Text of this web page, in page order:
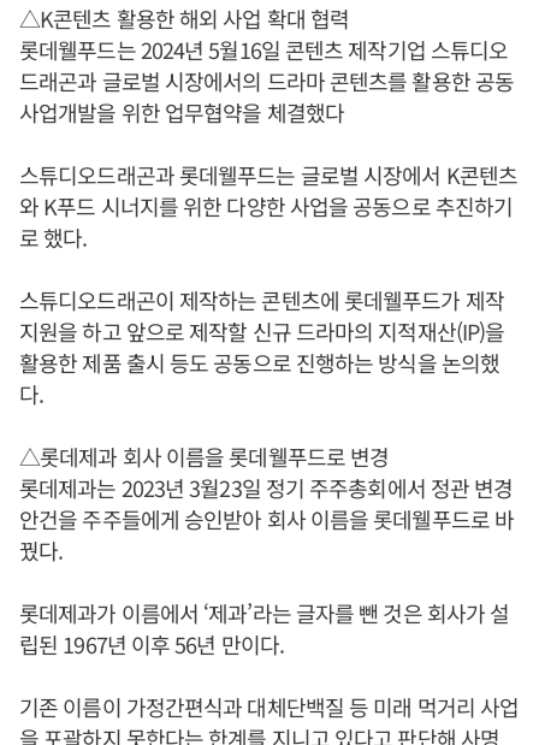
△K콘텐츠 활용한 해외 사업 확대 협력
롯데웰푸드는 2024년 5월16일 콘텐츠 제작기업 스튜디오
드래곤과 글로벌 시장에서의 드라마 콘텐츠를 활용한 공동
사업개발을 위한 업무협약을 체결했다
스튜디오드래곤과 롯데웰푸드는 글로벌 시장에서 K콘텐츠
와 K푸드 시너지를 위한 다양한 사업을 공동으로 추진하기
로 했다.
스튜디오드래곤이 제작하는 콘텐츠에 롯데웰푸드가 제작
지원을 하고 앞으로 제작할 신규 드라마의 지적재산(IP)을
활용한 제품 출시 등도 공동으로 진행하는 방식을 논의했
다.
△롯데제과 회사 이름을 롯데웰푸드로 변경
롯데제과는 2023년 3월23일 정기 주주총회에서 정관 변경
안건을 주주들에게 승인받아 회사 이름을 롯데웰푸드로 바
꿨다.
롯데제과가 이름에서 ‘제과’라는 글자를 뺀 것은 회사가 설
립된 1967년 이후 56년 만이다.
기존 이름이 가정간편식과 대체단백질 등 미래 먹거리 사업
을 포괄하지 못한다는 한계를 지니고 있다고 판단해 사명